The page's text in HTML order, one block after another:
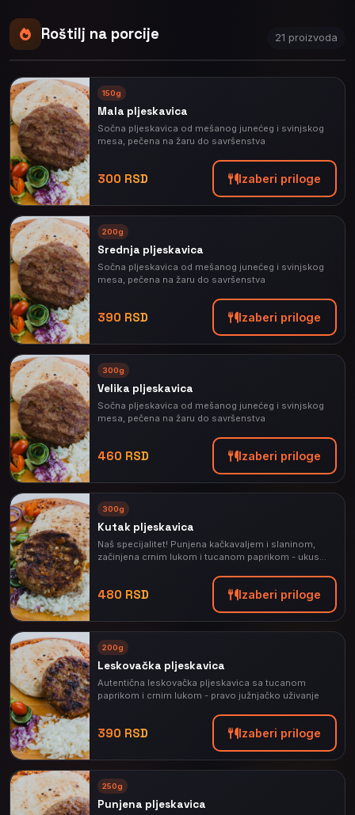
Roštilj na porcije 21 proizvoda
150g
Mala pljeskavica
Sočna pljeskavica od mešanog junećeg i svinjskog
mesa, pečena na žaru do savršenstva
300 RSD Izaberi priloge
⭐
PREPORUČENO
200g
Srednja pljeskavica
Sočna pljeskavica od mešanog junećeg i svinjskog
mesa, pečena na žaru do savršenstva
390 RSD Izaberi priloge
⭐
PREPORUČENO
300g
Velika pljeskavica
Sočna pljeskavica od mešanog junećeg i svinjskog
mesa, pečena na žaru do savršenstva
460 RSD Izaberi priloge
⭐
PREPORUČENO
300g
Kutak pljeskavica
Naš specijalitet! Punjena kačkavaljem i slaninom,
začinjena crnim lukom i tucanom paprikom - ukus
480 RSD Izaberi priloge
⭐
PREPORUČENO
200g
Leskovačka pljeskavica
Autentična leskovačka pljeskavica sa tucanom
paprikom i crnim lukom - pravo južnjačko uživanje
390 RSD Izaberi priloge
250g
Punjena pljeskavica